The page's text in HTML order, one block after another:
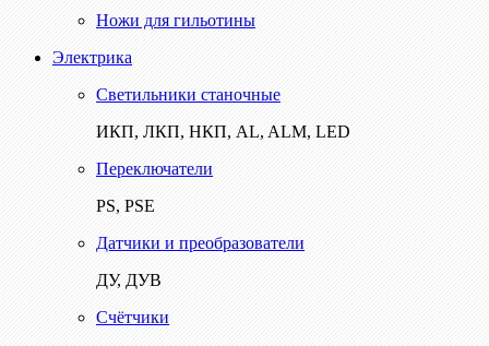
Ножи для гильотины
Электрика
Светильники станочные
ИКП, ЛКП, НКП, AL, ALM, LED
Переключатели
PS, PSE
Датчики и преобразователи
ДУ, ДУВ
Счётчики